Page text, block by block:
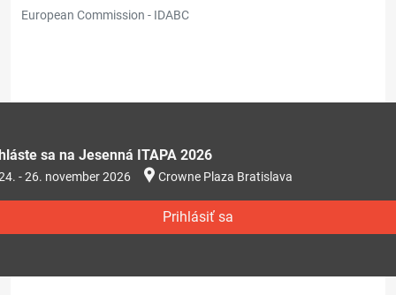
European Commission - IDABC
sa na Jesenná ITAPA 2026
- 26. november 2026 Crowne Plaza Bratislava
Prihlásiť sa